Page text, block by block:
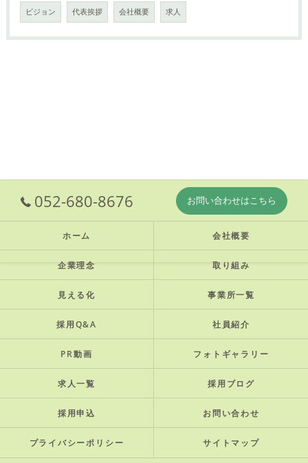
ビジョン 代表挨拶 会社概要 求人
052-680-8676 お問い合わせはこちら
ホーム 会社概要
企業理念 取り組み
見える化 事業所一覧
採用Q&A 社員紹介
PR動画 フォトギャラリー
求人一覧 採用ブログ
採用申込 お問い合わせ
プライバシーポリシー サイトマップ